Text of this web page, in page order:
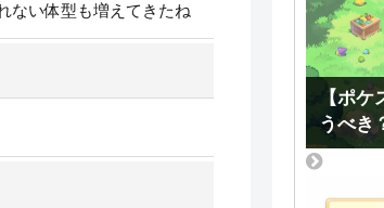
ない体型も増えてきたね
【ポ
うべき